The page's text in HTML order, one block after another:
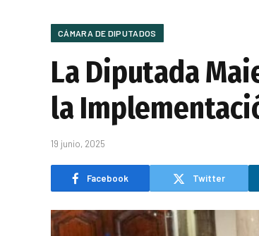
CÁMARA DE DIPUTADOS
La Diputada
la
19 junio, 2025
Facebook Twitter